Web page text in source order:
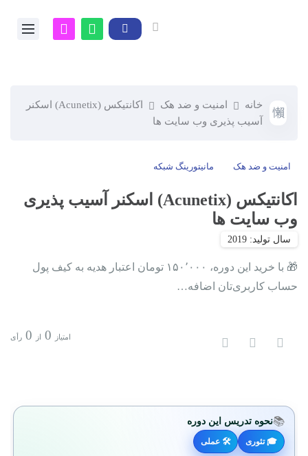
خانه امنیت و ضد هک
اکانتیکس (Acunetix) اسکنر
آسیب پذیری وب سایت ها
امنیت و ضد هک مانيتورينگ شبکه
اکانتیکس (Acunetix) اسکنر آسیب پذیری
وب سایت ها
🎁 با خرید این دوره، ۱۵۰٬۰۰۰ تومان اعتبار هدیه به کیف پول
حساب کاربری‌تان اضافه…
امتیاز 0 از 0 رأی
📚نحوه تدریس این دوره
🎓 تئوری 🛠 عملی